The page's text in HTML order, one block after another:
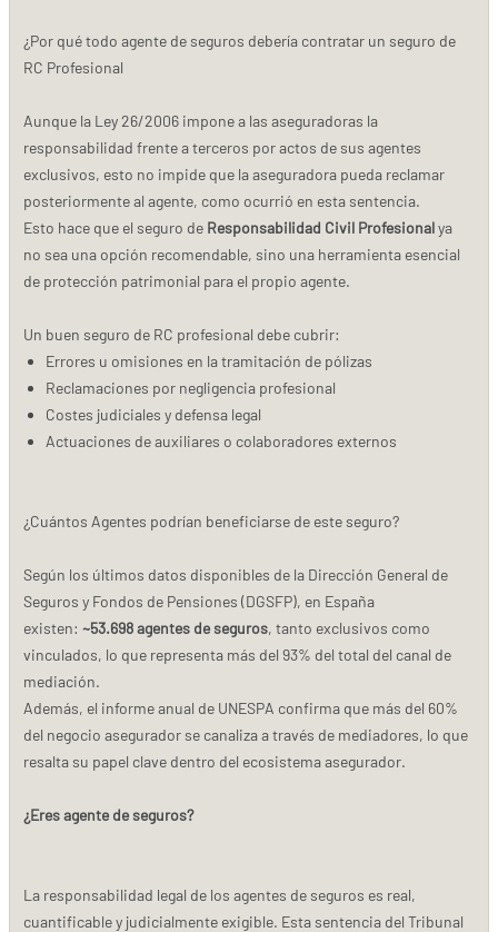
¿Por qué todo agente de seguros debería contratar un seguro de
RC Profesional
Aunque la Ley 26/2006 impone a las aseguradoras la
responsabilidad frente a terceros por actos de sus agentes
exclusivos, esto no impide que la aseguradora pueda reclamar
posteriormente al agente, como ocurrió en esta sentencia.
Esto hace que el seguro de Responsabilidad Civil Profesionalya
no sea una opción recomendable, sino una herramienta esencial
de protección patrimonial para el propio agente.
Un buen seguro de RC profesional debe cubrir:
Errores u omisiones en la tramitación de pólizas
Reclamaciones por negligencia profesional
Costes judiciales y defensa legal
Actuaciones de auxiliares o colaboradores externos
¿Cuántos Agentes podrían beneficiarse de este seguro?
Según los últimos datos disponibles de la Dirección General de
Seguros y Fondos de Pensiones (DGSFP), en España
existen: ~53.698 agentes de seguros, tanto exclusivos como
vinculados, lo que representa más del 93% del total del canal de
mediación.
Además, el informe anual de UNESPA confirma que más del 60%
del negocio asegurador se canaliza a través de mediadores, lo que
resalta su papel clave dentro del ecosistema asegurador.
¿Eres agente de seguros?
La responsabilidad legal de los agentes de seguros es real,
cuantificable y judicialmente exigible. Esta sentencia del Tribunal